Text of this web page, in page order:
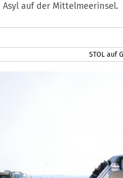
Asyl auf der Mittelmeerinsel.
STOL auf